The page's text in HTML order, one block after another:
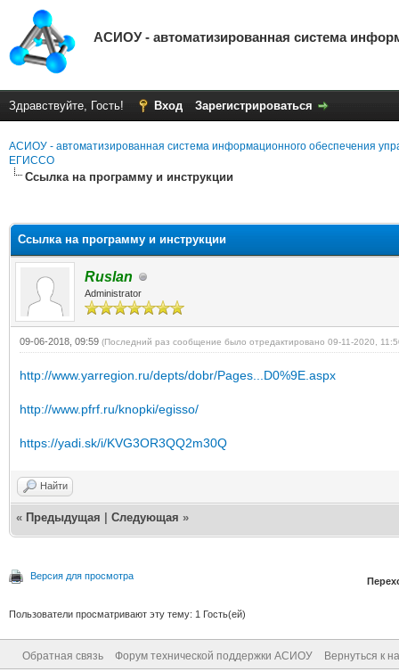
АСИОУ - автоматизированная система
Здравствуйте, Гость! Вход Зарегистрироваться
АСИОУ - автоматизированная система информационного обеспечения
ЕГИССО
Ссылка на программу и инструкции
Ссылка на программу и инструкции
Ruslan
Administrator
09-06-2018, 09:59 (Последний раз сообщение было отредактировано 09-11-2020,
http://www.yarregion.ru/depts/dobr/Pages...D0%9E.aspx
http://www.pfrf.ru/knopki/egisso/
https://yadi.sk/i/KVG3OR3QQ2m30Q
Найти
« Предыдущая Следующая »
Версия для просмотра
Пользователи просматривают эту тему: 1 Гость(ей)
Обратная связь Форум технической поддержки АСИОУ Вернуться к